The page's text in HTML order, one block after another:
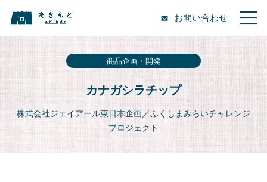
お問い合わせ
商品企画・開発
カナガシラチップ
株式会社ジェイアール東日本企画／ふくしまみらいチャレンジ
プロジェクト